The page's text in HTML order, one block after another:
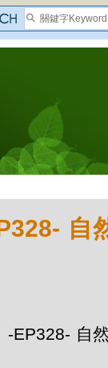
自
-EP328- 自